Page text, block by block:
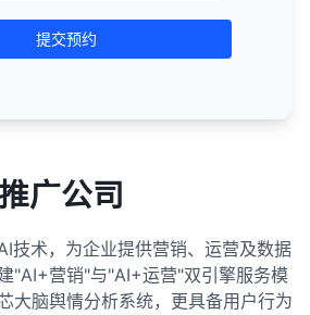
提交预约
广公司
技术，为企业提供营销、运营及数据
"AI+营销"与"AI+运营"双引擎服务模
大脑舆情分析系统，更具备用户行为